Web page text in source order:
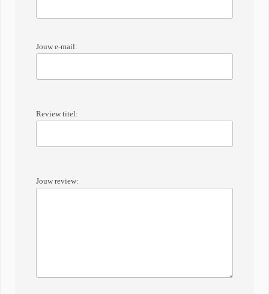
Jouw e-mail:
Review titel:
Jouw review: